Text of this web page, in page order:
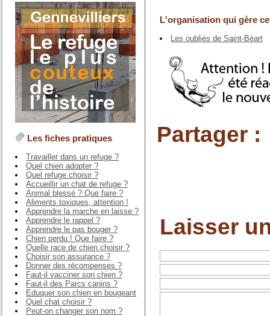
Les fiches pratiques
Travailler dans un refuge ?
Quel chien adopter ?
Quel refuge choisir ?
Accueillir un chat de refuge ?
Animal blessé ? Que faire ?
Aliments toxiques, attention !
Apprendre la marche en laisse ?
Apprendre le rappel ?
Apprendre le pas bouger ?
Chien perdu ! Que faire ?
Quelle race de chien choisir ?
Choisir son assurance ?
Donner des récompenses ?
Faut-il vacciner son chien ?
Faut-il des Parcs canins ?
Eduquer son chien en bougeant
Quel chat choisir ?
Peut-on changer son nom ?
L'organisation qui gère
Les oubliés de Saint-Béart
Partager :
Laisser